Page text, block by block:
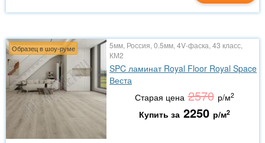
Образец в шоу-руме
5мм, Россия, 0.5мм, 4V-фаска, 43 класс,
КМ2
SPC ламинат Royal Floor Royal Space
Веста
Старая цена 2570 р/м2
Купить за 2250 р/м2